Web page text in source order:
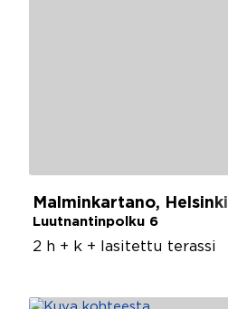
Malminkartano, Helsinki
Luutnantinpolku 6
2 h + k + lasitettu terassi